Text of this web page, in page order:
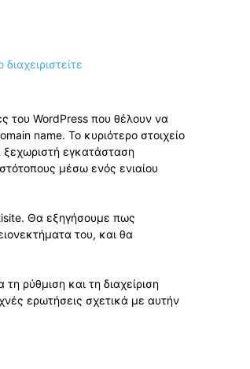
του WordPress που θέλουν να
name. Το κυριότερο στοιχείο
ξεχωριστή εγκατάσταση
μέσω ενός ενιαίου
Θα εξηγήσουμε πως
του, και θα
ρύθμιση και τη διαχείριση
ερωτήσεις σχετικά με αυτήν